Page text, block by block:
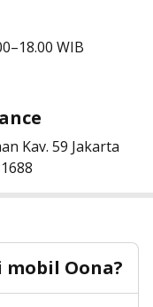
WIB
Kav. 59 Jakarta
Oona?